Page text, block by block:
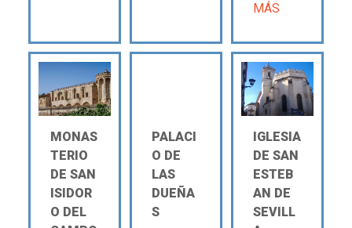
MÁS
MONAS
TERIO
DE SAN
ISIDOR
O DEL
PALACI
O DE
LAS
DUEÑA
S
IGLESIA
DE SAN
ESTEB
AN DE
SEVILL